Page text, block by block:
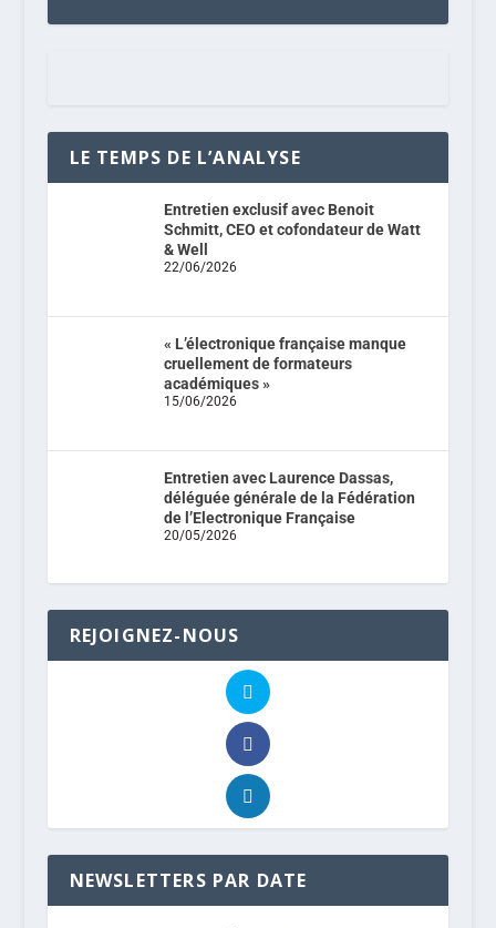
LE TEMPS DE L’ANALYSE
Entretien exclusif avec Benoit
Schmitt, CEO et cofondateur de Watt
& Well
22/06/2026
« L’électronique française manque
cruellement de formateurs
académiques »
15/06/2026
Entretien avec Laurence Dassas,
déléguée générale de la Fédération
de l’Electronique Française
20/05/2026
REJOIGNEZ-NOUS
NEWSLETTERS PAR DATE